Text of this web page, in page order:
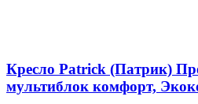
Кресло Patrick (Патрик)
мультиблок комфорт,